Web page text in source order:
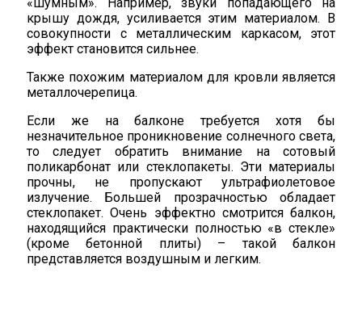
крышу дождя, усиливается этим материалом. В
совокупности с металлическим каркасом, этот
эффект становится сильнее.
Также похожим материалом для кровли является
металлочерепица.
Если же на балконе требуется хотя бы
незначительное проникновение солнечного света,
то следует обратить внимание на сотовый
поликарбонат или стеклопакеты. Эти материалы
прочны, не пропускают ультрафиолетовое
излучение. Большей прозрачностью обладает
стеклопакет. Очень эффектно смотрится балкон,
находящийся практически полностью «в стекле»
(кроме бетонной плиты) – такой балкон
представляется воздушным и легким.